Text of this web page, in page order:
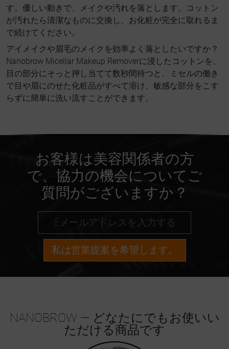
す。優しい動きで、メイクや汚れを落とします。コットン
が汚れたら清潔なものに交換し、お化粧が完全に取れるま
で続けてください。
アイメイクや眉毛のメイクを効率よく落としたいですか？
Nanobrow Micellar Makeup Removerに浸したコットンを、
目の部分にそっと押し当てて数秒間待つと、ミセルの働き
で目や眉にのせた化粧品がすべて溶け、敏感な部分をこす
らずに簡単に洗い流すことができます。
お客様は美容関係者の方
で、協力の機会についてご
質問がございますか？
私は営業提案を希望します。
NANOBROW — どなたにでもお使いい
ただける商品です